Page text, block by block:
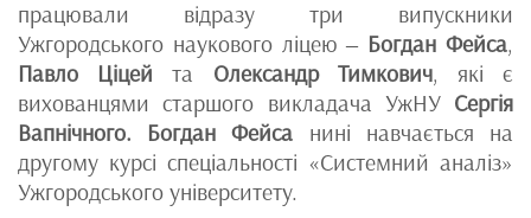
працювали відразу три випускники
Ужгородського наукового ліцею ‒ Богдан Фейса,
Павло Ціцей та Олександр Тимкович, які є
вихованцями старшого викладача УжНУ Сергія
Вапнічного.
Богдан Фейса нині навчається на
другому курсі спеціальності «Системний аналіз»
Ужгородського університету.